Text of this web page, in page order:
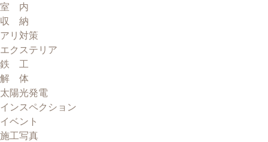
室 内
収 納
アリ対策
エクステリア
鉄 工
解 体
太陽光発電
インスペクション
イベント
施工写真